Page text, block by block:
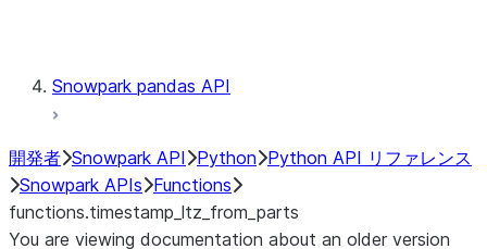
Snowpark pandas API
開発者 Snowpark API Python Python API リファレンス
Snowpark APIs Functions
functions.timestamp_ltz_from_parts
You are viewing documentation about an older version